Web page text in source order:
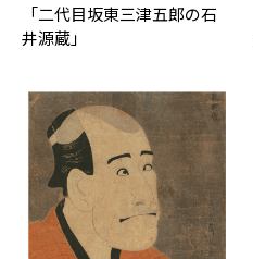
「二代目坂東三津五郎の石
井源蔵」